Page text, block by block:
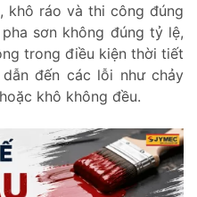
khô ráo và thi công đúng
sơn không đúng tỷ lệ,
trong điều kiện thời tiết
đến các lỗi như chảy
khô không đều.